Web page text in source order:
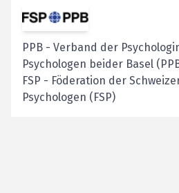
PPB - Verband der
Psychologen beider Basel
FSP - Föderation der
Psychologen (FSP)